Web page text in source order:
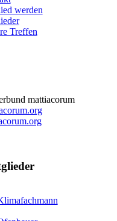
werden
Treffen
mattiacorum